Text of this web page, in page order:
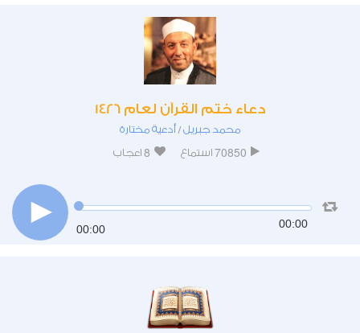
دعاء ختم القرآن لعام 1426
محمد جبريل/أدعية مختارة
70850 استماع 8 اعجاب
00:00 00:00